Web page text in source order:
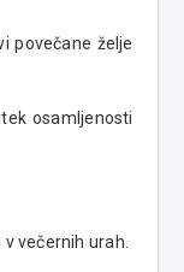
povečane želje
osamljenosti
večernih urah.